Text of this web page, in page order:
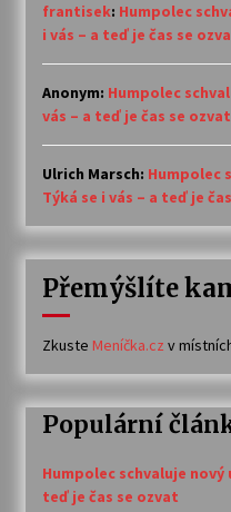
frantisek: Humpolec
i vás – a teď je čas se
Anonym: Humpolec
vás – a teď je čas se ozvat
Ulrich Marsch: Humpolec
Týká se i vás – a teď je
Přemýšlíte
Zkuste Meníčka.cz v
Populární
Humpolec schvaluje nový
teď je čas se ozvat